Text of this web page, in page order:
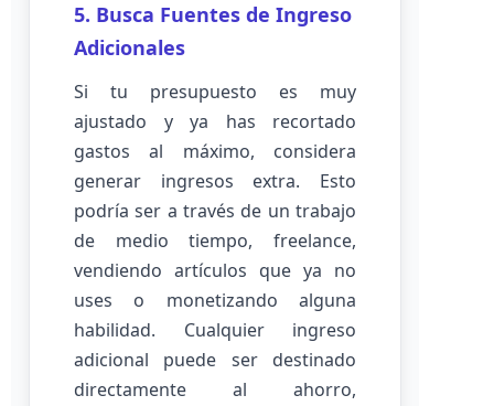
5. Busca Fuentes de Ingreso
Adicionales
Si tu presupuesto es muy
ajustado y ya has recortado
gastos al máximo, considera
generar ingresos extra. Esto
podría ser a través de un trabajo
de medio tiempo, freelance,
vendiendo artículos que ya no
uses o monetizando alguna
habilidad. Cualquier ingreso
adicional puede ser destinado
directamente al ahorro,